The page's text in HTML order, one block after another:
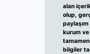
alan
olup,
kurum
bilgiler